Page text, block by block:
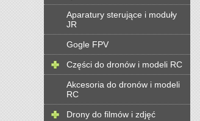
Aparatury sterujące i moduły
JR
Gogle FPV
Części do dronów i modeli RC
Akcesoria do dronów i modeli
RC
Drony do filmów i zdjęć